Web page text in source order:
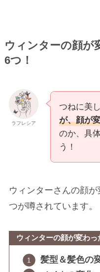
ウィンターの顔が
6つ！
ラフレシア
つねに美
が、顔が
のか、具
う！
ウィンターさんの顔
つが噂されています。
ウィンターの顔が変わ
髪型＆髪色の